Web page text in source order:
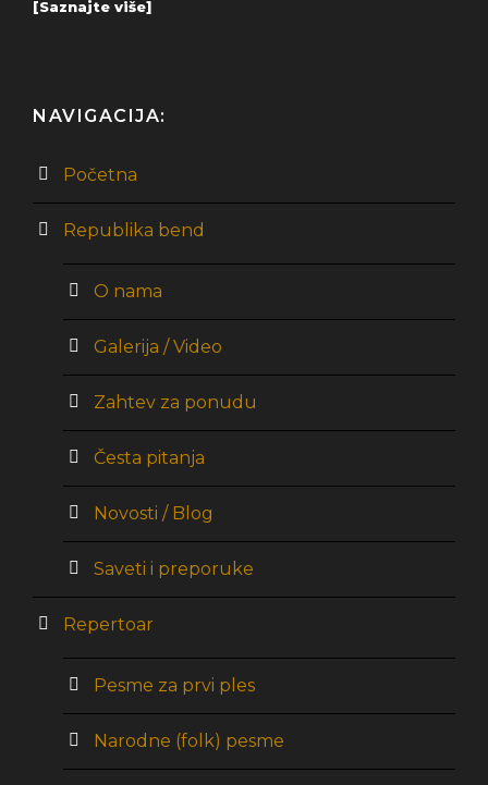
[Saznajte više]
NAVIGACIJA:
Početna
Republika bend
O nama
Galerija / Video
Zahtev za ponudu
Česta pitanja
Novosti / Blog
Saveti i preporuke
Repertoar
Pesme za prvi ples
Narodne (folk) pesme